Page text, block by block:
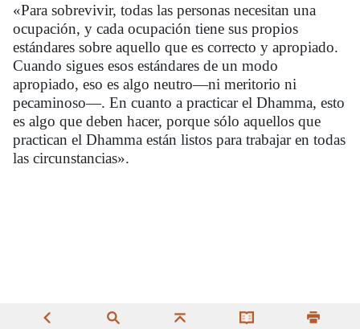
«Para sobrevivir, todas las personas necesitan una
ocupación, y cada ocupación tiene sus propios
estándares sobre aquello que es correcto y apropiado.
Cuando sigues esos estándares de un modo
apropiado, eso es algo neutro—ni meritorio ni
pecaminoso—. En cuanto a practicar el Dhamma, esto
es algo que deben hacer, porque sólo aquellos que
practican el Dhamma están listos para trabajar en todas
las circunstancias».